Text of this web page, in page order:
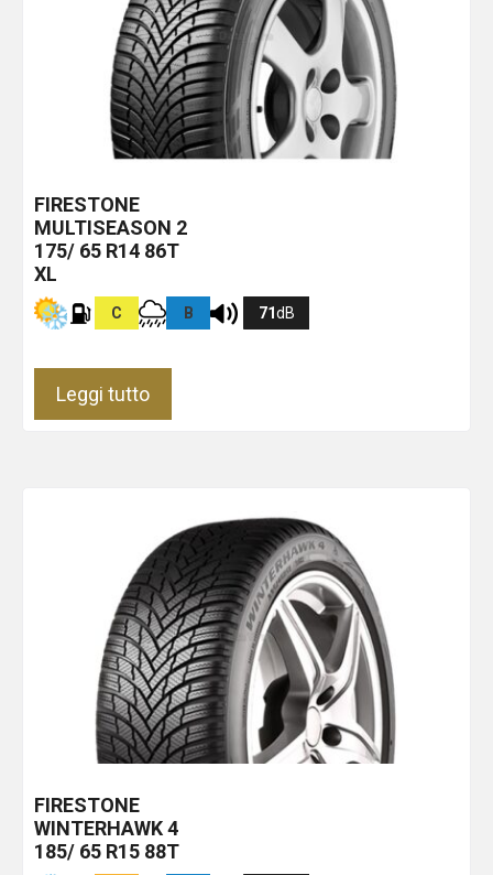
FIRESTONE
MULTISEASON 2
175/ 65 R14 86T
XL
C B 71dB
Leggi tutto
FIRESTONE
WINTERHAWK 4
185/ 65 R15 88T